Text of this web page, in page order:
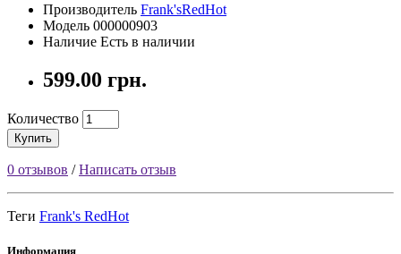
Производитель Frank'sRedHot
Модель 000000903
Наличие Есть в наличии
599.00 грн.
Количество
Купить
0 отзывов /Написать отзыв
Теги Frank's RedHot
Информация